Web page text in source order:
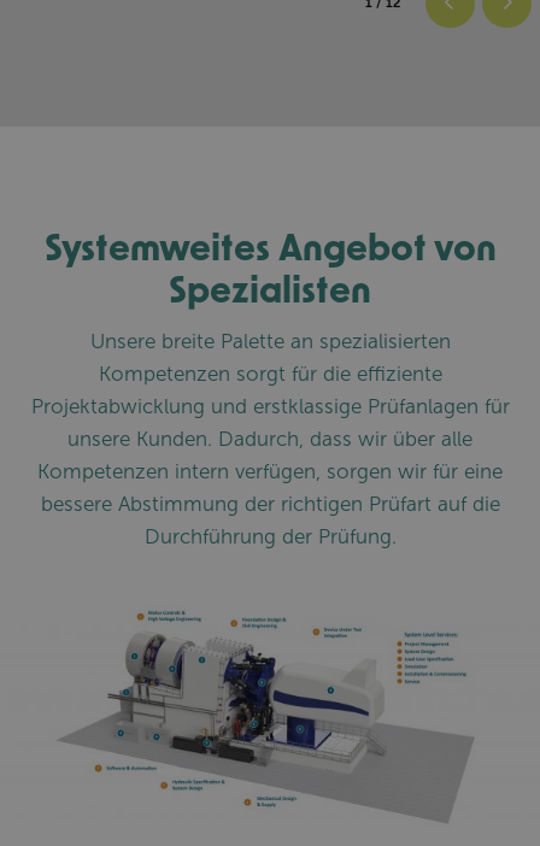
1 / 12
Systemweites Angebot von
Spezialisten
Unsere breite Palette an spezialisierten
Kompetenzen sorgt für die effiziente
Projektabwicklung und erstklassige Prüfanlagen für
unsere Kunden. Dadurch, dass wir über alle
Kompetenzen intern verfügen, sorgen wir für eine
bessere Abstimmung der richtigen Prüfart auf die
Durchführung der Prüfung.